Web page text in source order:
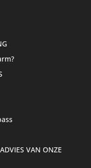
VAN ONZE